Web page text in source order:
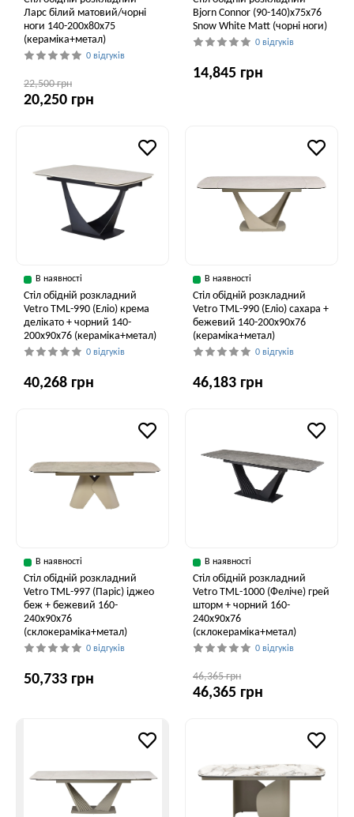
Ларс білий матовий/чорні
ноги 140-200x80x75
(кераміка+метал)
0 відгуків
22,500 грн
20,250 грн
Bjorn Connor (90-140)х75х76
Snow White Matt (чорні ноги)
0 відгуків
14,845 грн
В наявності
Стіл обідній розкладний
Vetro TML-990 (Еліо) крема
делікато + чорний 140-
200x90x76 (кераміка+метал)
0 відгуків
40,268 грн
В наявності
Стіл обідній розкладний
Vetro ТМL-990 (Еліо) сахара +
бежевий 140-200x90x76
(кераміка+метал)
0 відгуків
46,183 грн
В наявності
Стіл обідній розкладний
Vetro ТМL-997 (Паріс) іджео
беж + бежевий 160-
240x90x76
(склокераміка+метал)
0 відгуків
50,733 грн
В наявності
Стіл обідній розкладний
Vetro ТМL-1000 (Феліче) грей
шторм + чорний 160-
240x90x76
(склокераміка+метал)
0 відгуків
46,365 грн
46,365 грн